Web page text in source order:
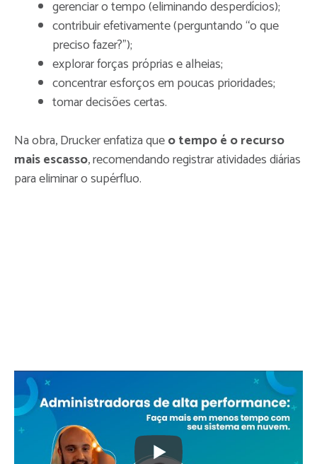
gerenciar o tempo (eliminando desperdícios);
contribuir efetivamente (perguntando “o que
preciso fazer?”);
explorar forças próprias e alheias;
concentrar esforços em poucas prioridades;
tomar decisões certas.
Na obra, Drucker enfatiza queo tempo é o recurso
mais escasso, recomendando registrar atividades diárias
para eliminar o supérfluo.